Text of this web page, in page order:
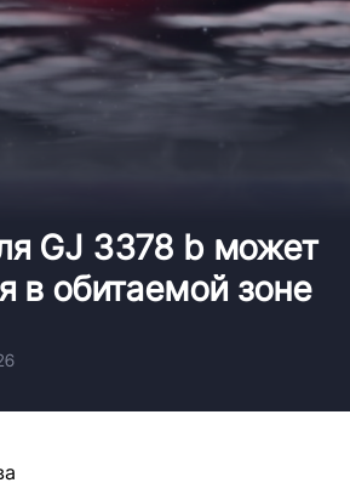
GJ 3378 b может
в обитаемой зоне